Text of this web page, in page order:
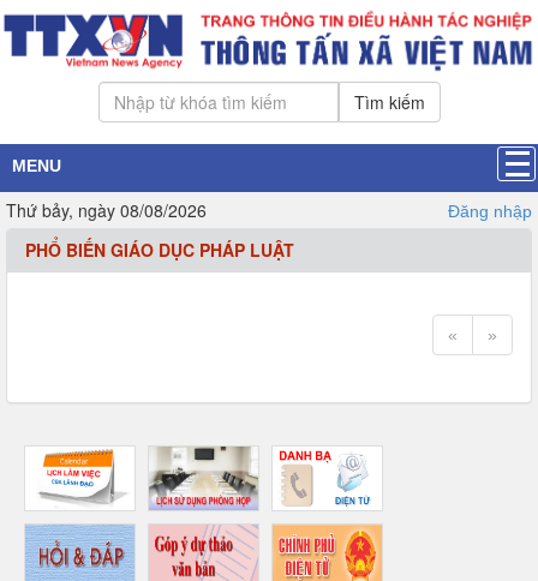
Tìm kiếm
MENU
Thứ bảy, ngày 08/08/2026 Đăng nhập
PHỔ BIẾN GIÁO DỤC PHÁP LUẬT
« »